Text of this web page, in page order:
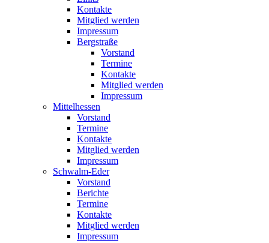
Kontakte
Mitglied werden
Impressum
Bergstraße
Vorstand
Termine
Kontakte
Mitglied werden
Impressum
Mittelhessen
Vorstand
Termine
Kontakte
Mitglied werden
Impressum
Schwalm-Eder
Vorstand
Berichte
Termine
Kontakte
Mitglied werden
Impressum